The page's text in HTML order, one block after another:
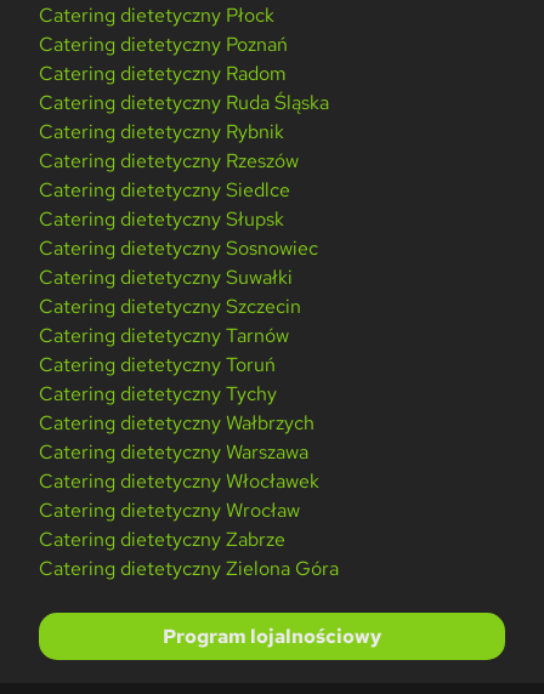
Catering dietetyczny Płock
Catering dietetyczny Poznań
Catering dietetyczny Radom
Catering dietetyczny Ruda Śląska
Catering dietetyczny Rybnik
Catering dietetyczny Rzeszów
Catering dietetyczny Siedlce
Catering dietetyczny Słupsk
Catering dietetyczny Sosnowiec
Catering dietetyczny Suwałki
Catering dietetyczny Szczecin
Catering dietetyczny Tarnów
Catering dietetyczny Toruń
Catering dietetyczny Tychy
Catering dietetyczny Wałbrzych
Catering dietetyczny Warszawa
Catering dietetyczny Włocławek
Catering dietetyczny Wrocław
Catering dietetyczny Zabrze
Catering dietetyczny Zielona Góra
Program lojalnościowy